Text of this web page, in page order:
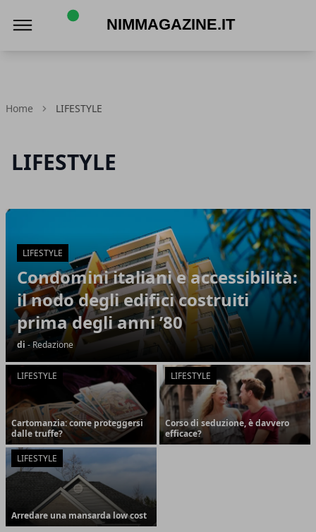
Home LIFESTYLE
LIFESTYLE
Articoli in Evidenza
LIFESTYLE
Condomini italiani e accessibilità:
il nodo degli edifici costruiti
prima degli anni ’80
di - Redazione
LIFESTYLE
Cartomanzia: come proteggersi
dalle truffe?
LIFESTYLE
Corso di seduzione, è davvero
efficace?
LIFESTYLE
Arredare una mansarda low cost